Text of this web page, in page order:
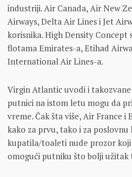
industriji. Air Canada, Air New
Airways, Delta Air Lines i Jet
korisnika. High Density Concept
flotama Emirates-a, Etihad
International Air Lines-a.
Virgin Atlantic uvodi i
putnici na istom letu mogu da
vreme. Čak šta više, Air France i
kako za prvu, tako i za poslovnu
kupatila/toaleti nude prozor koji
omogući putniku što bolji užitak